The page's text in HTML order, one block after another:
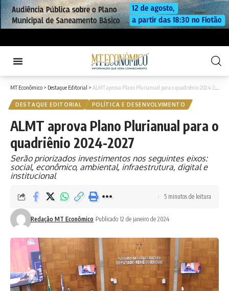
MT Econômico > Destaque Editorial > ALMT aprova Plano Plurianual para o quadriênio 2024-2027
DESTAQUE EDITORIAL POLÍTICA E DESENVOLVIMENTO
ALMT aprova Plano Plurianual para o
quadriênio 2024-2027
Serão priorizados investimentos nos seguintes eixos:
social, econômico, ambiental, infraestrutura, digital e
institucional
Redação MT Econômico Publicado 12 de janeiro de 2024
5 minutos de leitura